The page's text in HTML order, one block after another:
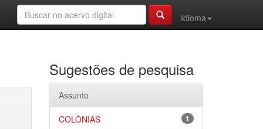
Idioma
Sugestões de pesquisa
Assunto
1
COLÔNIAS